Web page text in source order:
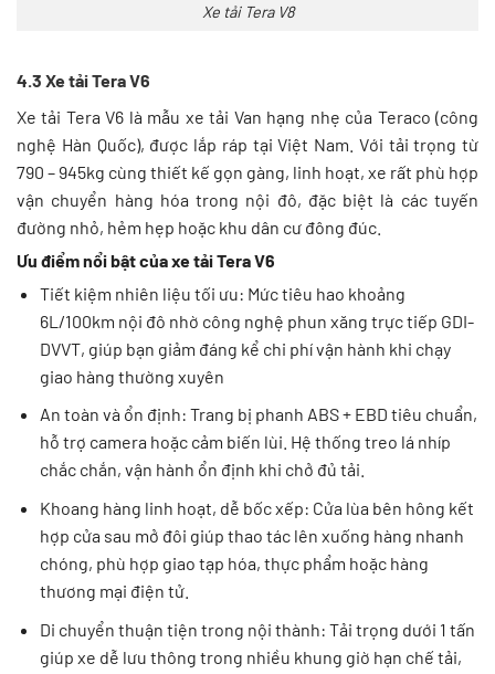
Xe tải Tera V8
4.3 Xe tải Tera V6
Xe tải Tera V6 là mẫu xe tải Van hạng nhẹ của Teraco (công
nghệ Hàn Quốc), được lắp ráp tại Việt Nam. Với tải trọng từ
790 – 945kg cùng thiết kế gọn gàng, linh hoạt, xe rất phù hợp
vận chuyển hàng hóa trong nội đô, đặc biệt là các tuyến
đường nhỏ, hẻm hẹp hoặc khu dân cư đông đúc.
Ưu điểm nổi bật của xe tải Tera V6
Tiết kiệm nhiên liệu tối ưu: Mức tiêu hao khoảng
6L/100km nội đô nhờ công nghệ phun xăng trực tiếp GDI-
DVVT, giúp bạn giảm đáng kể chi phí vận hành khi chạy
giao hàng thường xuyên
An toàn và ổn định: Trang bị phanh ABS + EBD tiêu chuẩn,
hỗ trợ camera hoặc cảm biến lùi. Hệ thống treo lá nhíp
chắc chắn, vận hành ổn định khi chở đủ tải.
Khoang hàng linh hoạt, dễ bốc xếp: Cửa lùa bên hông kết
hợp cửa sau mở đôi giúp thao tác lên xuống hàng nhanh
chóng, phù hợp giao tạp hóa, thực phẩm hoặc hàng
thương mại điện tử.
Di chuyển thuận tiện trong nội thành: Tải trọng dưới 1 tấn
giúp xe dễ lưu thông trong nhiều khung giờ hạn chế tải,